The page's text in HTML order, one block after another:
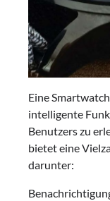
Eine
intelligente
Benutzers zu
bietet eine
darunter: